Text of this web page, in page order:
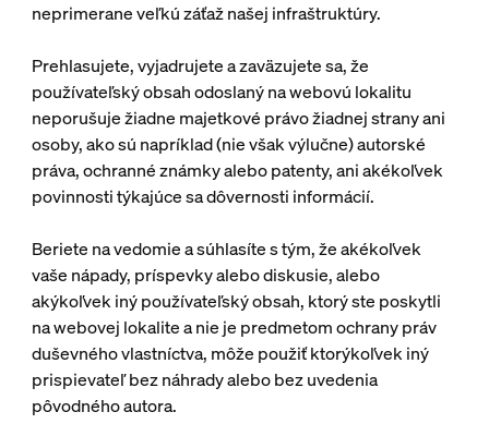
neprimerane veľkú záťaž našej infraštruktúry.
Prehlasujete, vyjadrujete a zaväzujete sa, že
používateľský obsah odoslaný na webovú lokalitu
neporušuje žiadne majetkové právo žiadnej strany ani
osoby, ako sú napríklad (nie však výlučne) autorské
práva, ochranné známky alebo patenty, ani akékoľvek
povinnosti týkajúce sa dôvernosti informácií.
Beriete na vedomie a súhlasíte s tým, že akékoľvek
vaše nápady, príspevky alebo diskusie, alebo
akýkoľvek iný používateľský obsah, ktorý ste poskytli
na webovej lokalite a nie je predmetom ochrany práv
duševného vlastníctva, môže použiť ktorýkoľvek iný
prispievateľ bez náhrady alebo bez uvedenia
pôvodného autora.